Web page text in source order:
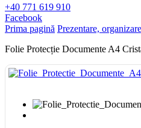
+40 771 619 910
Facebook
Prima pagină Prezentare,
Folie Protecție Documente A4